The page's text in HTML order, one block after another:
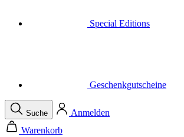
Ihr Warenkorb ist leer
Menü Schließen
Suche